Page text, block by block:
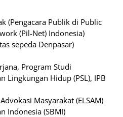
(Pengacara Publik di Public
(Pil-Net) Indonesia)
sepeda Denpasar)
Program Studi
Lingkungan Hidup (PSL), IPB
Masyarakat (ELSAM)
Indonesia (SBMI)